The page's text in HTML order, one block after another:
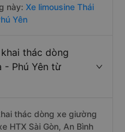
này: Xe limousine Thái
Yên
thác dòng
- Phú Yên từ
thác dòng xe giường
HTX Sài Gòn, An Bình